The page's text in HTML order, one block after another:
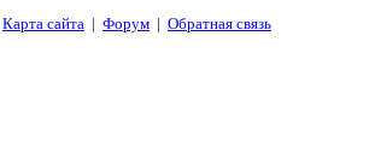
Карта сайта | Форум | Обратная связь